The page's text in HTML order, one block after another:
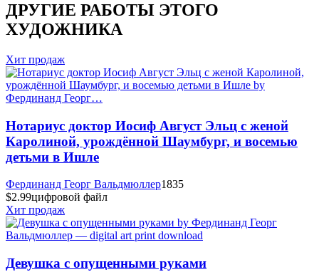
ДРУГИЕ РАБОТЫ ЭТОГО
ХУДОЖНИКА
Хит продаж
Нотариус доктор Иосиф Август Эльц с женой
Каролиной, урождённой Шаумбург, и восемью
детьми в Ишле
Фердинанд Георг Вальдмюллер1835
$2.99цифровой файл
Хит продаж
Девушка с опущенными руками